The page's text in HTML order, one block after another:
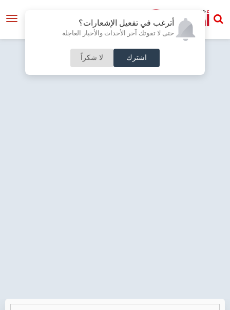
أترغب في تفعيل الإشعارات؟
حتى لا تفوتك آخر الأحداث والأخبار العاجلة
اشترك لا شكراً